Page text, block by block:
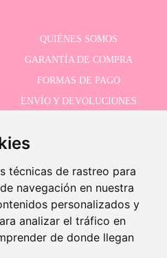
técnicas de rastreo para
navegación en nuestra
personalizados y
analizar el tráfico en
de donde llegan
QUIÉNES SOMOS
GARANTÍA DE COMPRA
FORMAS DE PAGO
ENVÍO Y DEVOLUCIONES
ÚLTIMAS NOVEDADES
política de privacidad